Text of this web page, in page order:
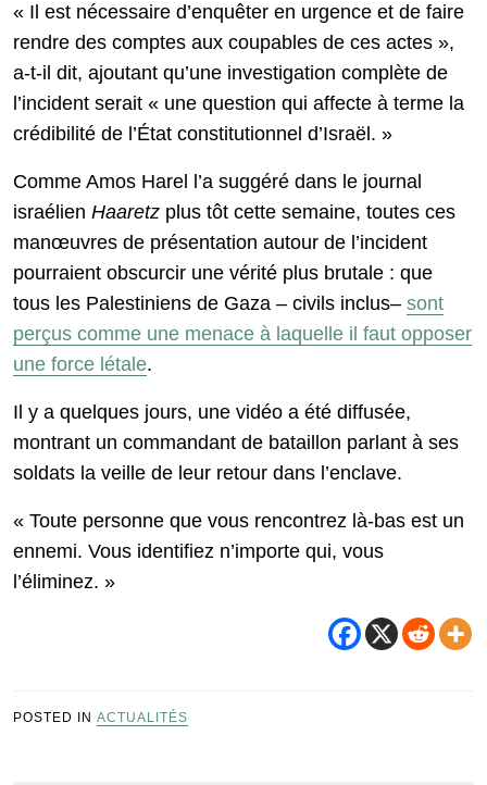
« Il est nécessaire d’enquêter en urgence et de faire
rendre des comptes aux coupables de ces actes »,
a-t-il dit, ajoutant qu’une investigation complète de
l’incident serait « une question qui affecte à terme la
crédibilité de l’État constitutionnel d’Israël. »
Comme Amos Harel l’a suggéré dans le journal
israélien Haaretz plus tôt cette semaine, toutes ces
manœuvres de présentation autour de l’incident
pourraient obscurcir une vérité plus brutale : que
tous les Palestiniens de Gaza – civils inclus– sont
perçus comme une menace à laquelle il faut opposer
une force létale.
Il y a quelques jours, une vidéo a été diffusée,
montrant un commandant de bataillon parlant à ses
soldats la veille de leur retour dans l’enclave.
« Toute personne que vous rencontrez là-bas est un
ennemi. Vous identifiez n’importe qui, vous
l’éliminez. »
POSTED IN ACTUALITÉS